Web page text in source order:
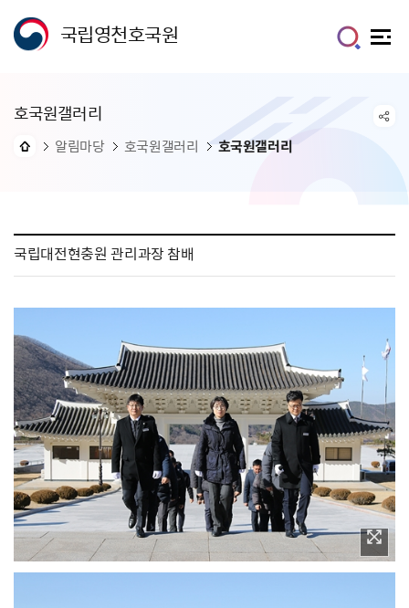
국립영천호국원
호국원갤러리
알림마당 호국원갤러리 호국원갤러리
국립대전현충원 관리과장 참배